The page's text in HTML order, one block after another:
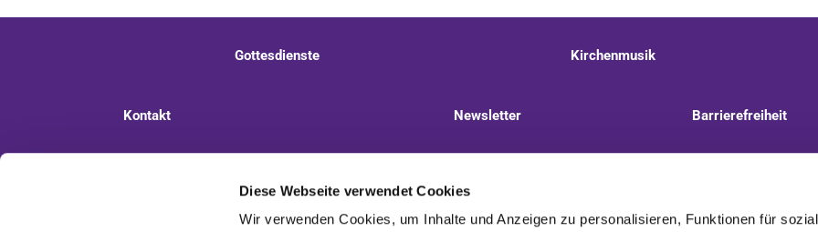
Diese Webseite verwendet Cookies
Wir verwenden Cookies, um Inhalte und Anzeigen zu personalisieren, Funktionen für
Gottesdienste Kirchenmusik
Kontakt Newsletter Barrierefreiheit
Ev. Kirchengemeinde Staaken Pillnitzer Weg 8, 13593 Berlin